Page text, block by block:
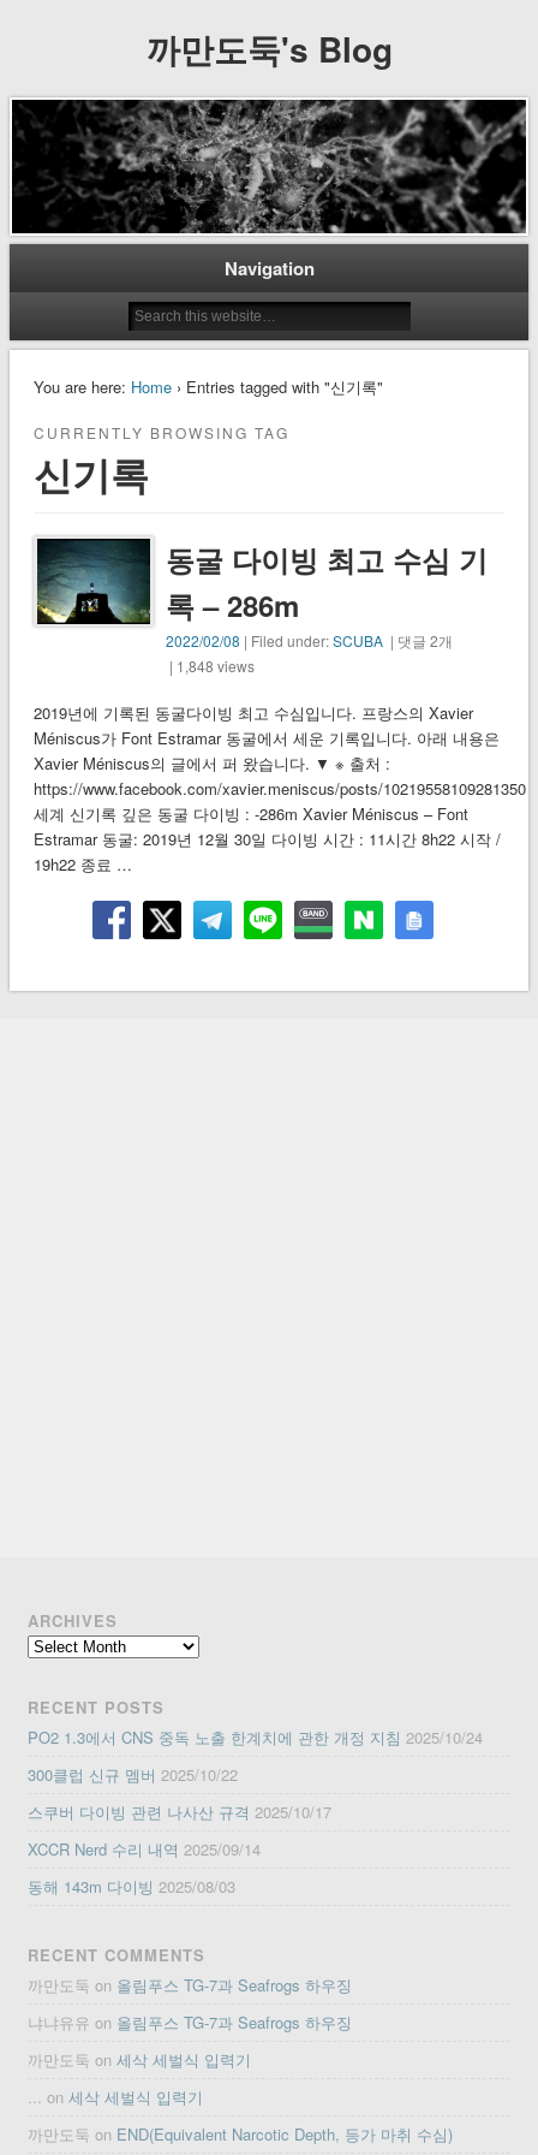
까만도둑's Blog
Navigation
You are here: Home› Entries tagged with "신기록"
CURRENTLY BROWSING TAG
신기록
동굴 다이빙 최고 수심 기
록 – 286m
2022/02/08 | Filed under:SCUBA | 댓글 2개
| 1,848 views
2019년에 기록된 동굴다이빙 최고 수심입니다. 프랑스의 Xavier
Méniscus가 Font Estramar 동굴에서 세운 기록입니다. 아래 내용은
Xavier Méniscus의 글에서 퍼 왔습니다. ▼ ※ 출처 :
https://www.facebook.com/xavier.meniscus/posts/10219558109281350
세계 신기록 깊은 동굴 다이빙 : -286m Xavier Méniscus – Font
Estramar 동굴: 2019년 12월 30일 다이빙 시간 : 11시간 8h22 시작 /
19h22 종료 …
ARCHIVES
Archives
RECENT POSTS
PO2 1.3에서 CNS 중독 노출 한계치에 관한 개정 지침 2025/10/24
300클럽 신규 멤버 2025/10/22
스쿠버 다이빙 관련 나사산 규격 2025/10/17
XCCR Nerd 수리 내역 2025/09/14
동해 143m 다이빙 2025/08/03
RECENT COMMENTS
까만도둑 on 올림푸스 TG-7과 Seafrogs 하우징
냐냐유유 on 올림푸스 TG-7과 Seafrogs 하우징
까만도둑 on세삭 세벌식 입력기
... on세삭 세벌식 입력기
까만도둑 on END(Equivalent Narcotic Depth, 등가 마취 수심)